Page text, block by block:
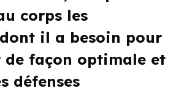
corps les
il a besoin pour
façon optimale et
défenses